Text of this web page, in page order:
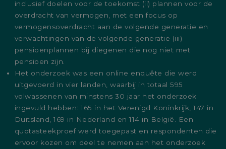
inclusief doelen voor de toekomst (ii) plannen voor de
overdracht van vermogen, met een focus op
vermogensoverdracht aan de volgende generatie en
verwachtingen van de volgende generatie (iii)
pensioenplannen bij diegenen die nog niet met
pensioen zijn.
Het onderzoek was een online enquête die werd
uitgevoerd in vier landen, waarbij in totaal 595
volwassenen van minstens 30 jaar het onderzoek
ingevuld hebben: 165 in het Verenigd Koninkrijk, 147 in
Duitsland, 169 in Nederland en 114 in België. Een
quotasteekproef werd toegepast en respondenten die
ervoor kozen om deel te nemen aan het onderzoek